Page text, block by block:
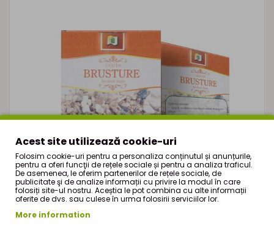
Acest site utilizează cookie-uri
Folosim cookie-uri pentru a personaliza conținutul și anunțurile,
pentru a oferi funcţii de rețele sociale și pentru a analiza traficul.
De asemenea, le oferim partenerilor de rețele sociale, de
publicitate şi de analize informații cu privire la modul în care
folosiți site-ul nostru. Aceștia le pot combina cu alte informații
oferite de dvs. sau culese în urma folosirii serviciilor lor.
More information